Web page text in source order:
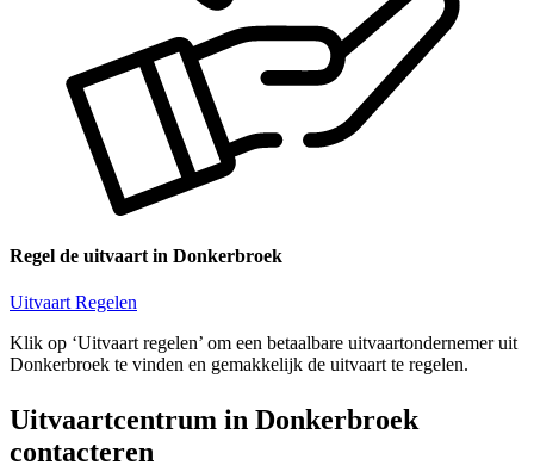
Regel de uitvaart in Donkerbroek
Uitvaart Regelen
Klik op ‘Uitvaart regelen’ om een betaalbare uitvaartondernemer uit
Donkerbroek te vinden en gemakkelijk de uitvaart te regelen.
Uitvaartcentrum in Donkerbroek
contacteren